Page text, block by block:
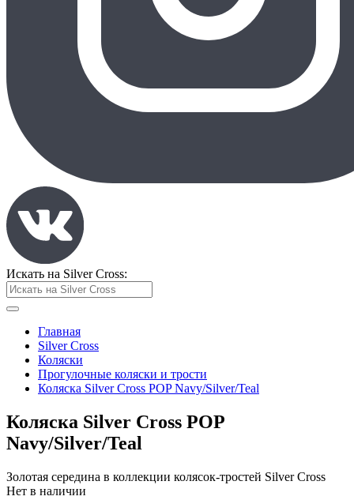
Искать на Silver Cross:
Главная
Silver Cross
Коляски
Прогулочные коляски и трости
Коляска Silver Cross POP Navy/Silver/Teal
Коляска Silver Cross POP
Navy/Silver/Teal
Золотая середина в коллекции колясок-тростей Silver Cross
Нет в наличии